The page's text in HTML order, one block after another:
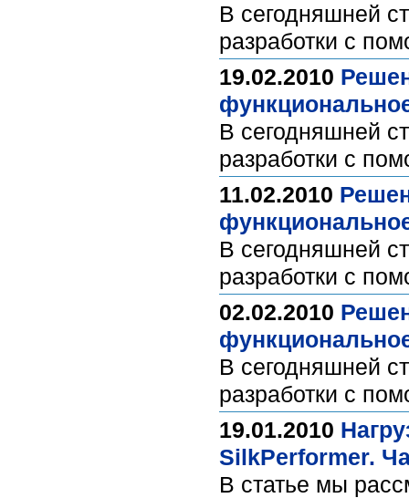
В сегодняшней
разработки с
19.02.2010
В сегодняшней
разработки с
11.02.2010
В сегодняшней
разработки с
02.02.2010
В сегодняшней
разработки с
19.01.2010
SilkPerformer.
В статье мы